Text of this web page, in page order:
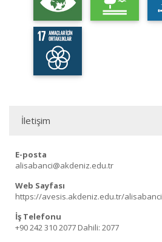
İletişim
E-posta
alisabanci@akdeniz.edu.tr
Web Sayfası
https://avesis.akdeniz.edu.tr/alisabanci
İş Telefonu
+90 242 310 2077 Dahili: 2077